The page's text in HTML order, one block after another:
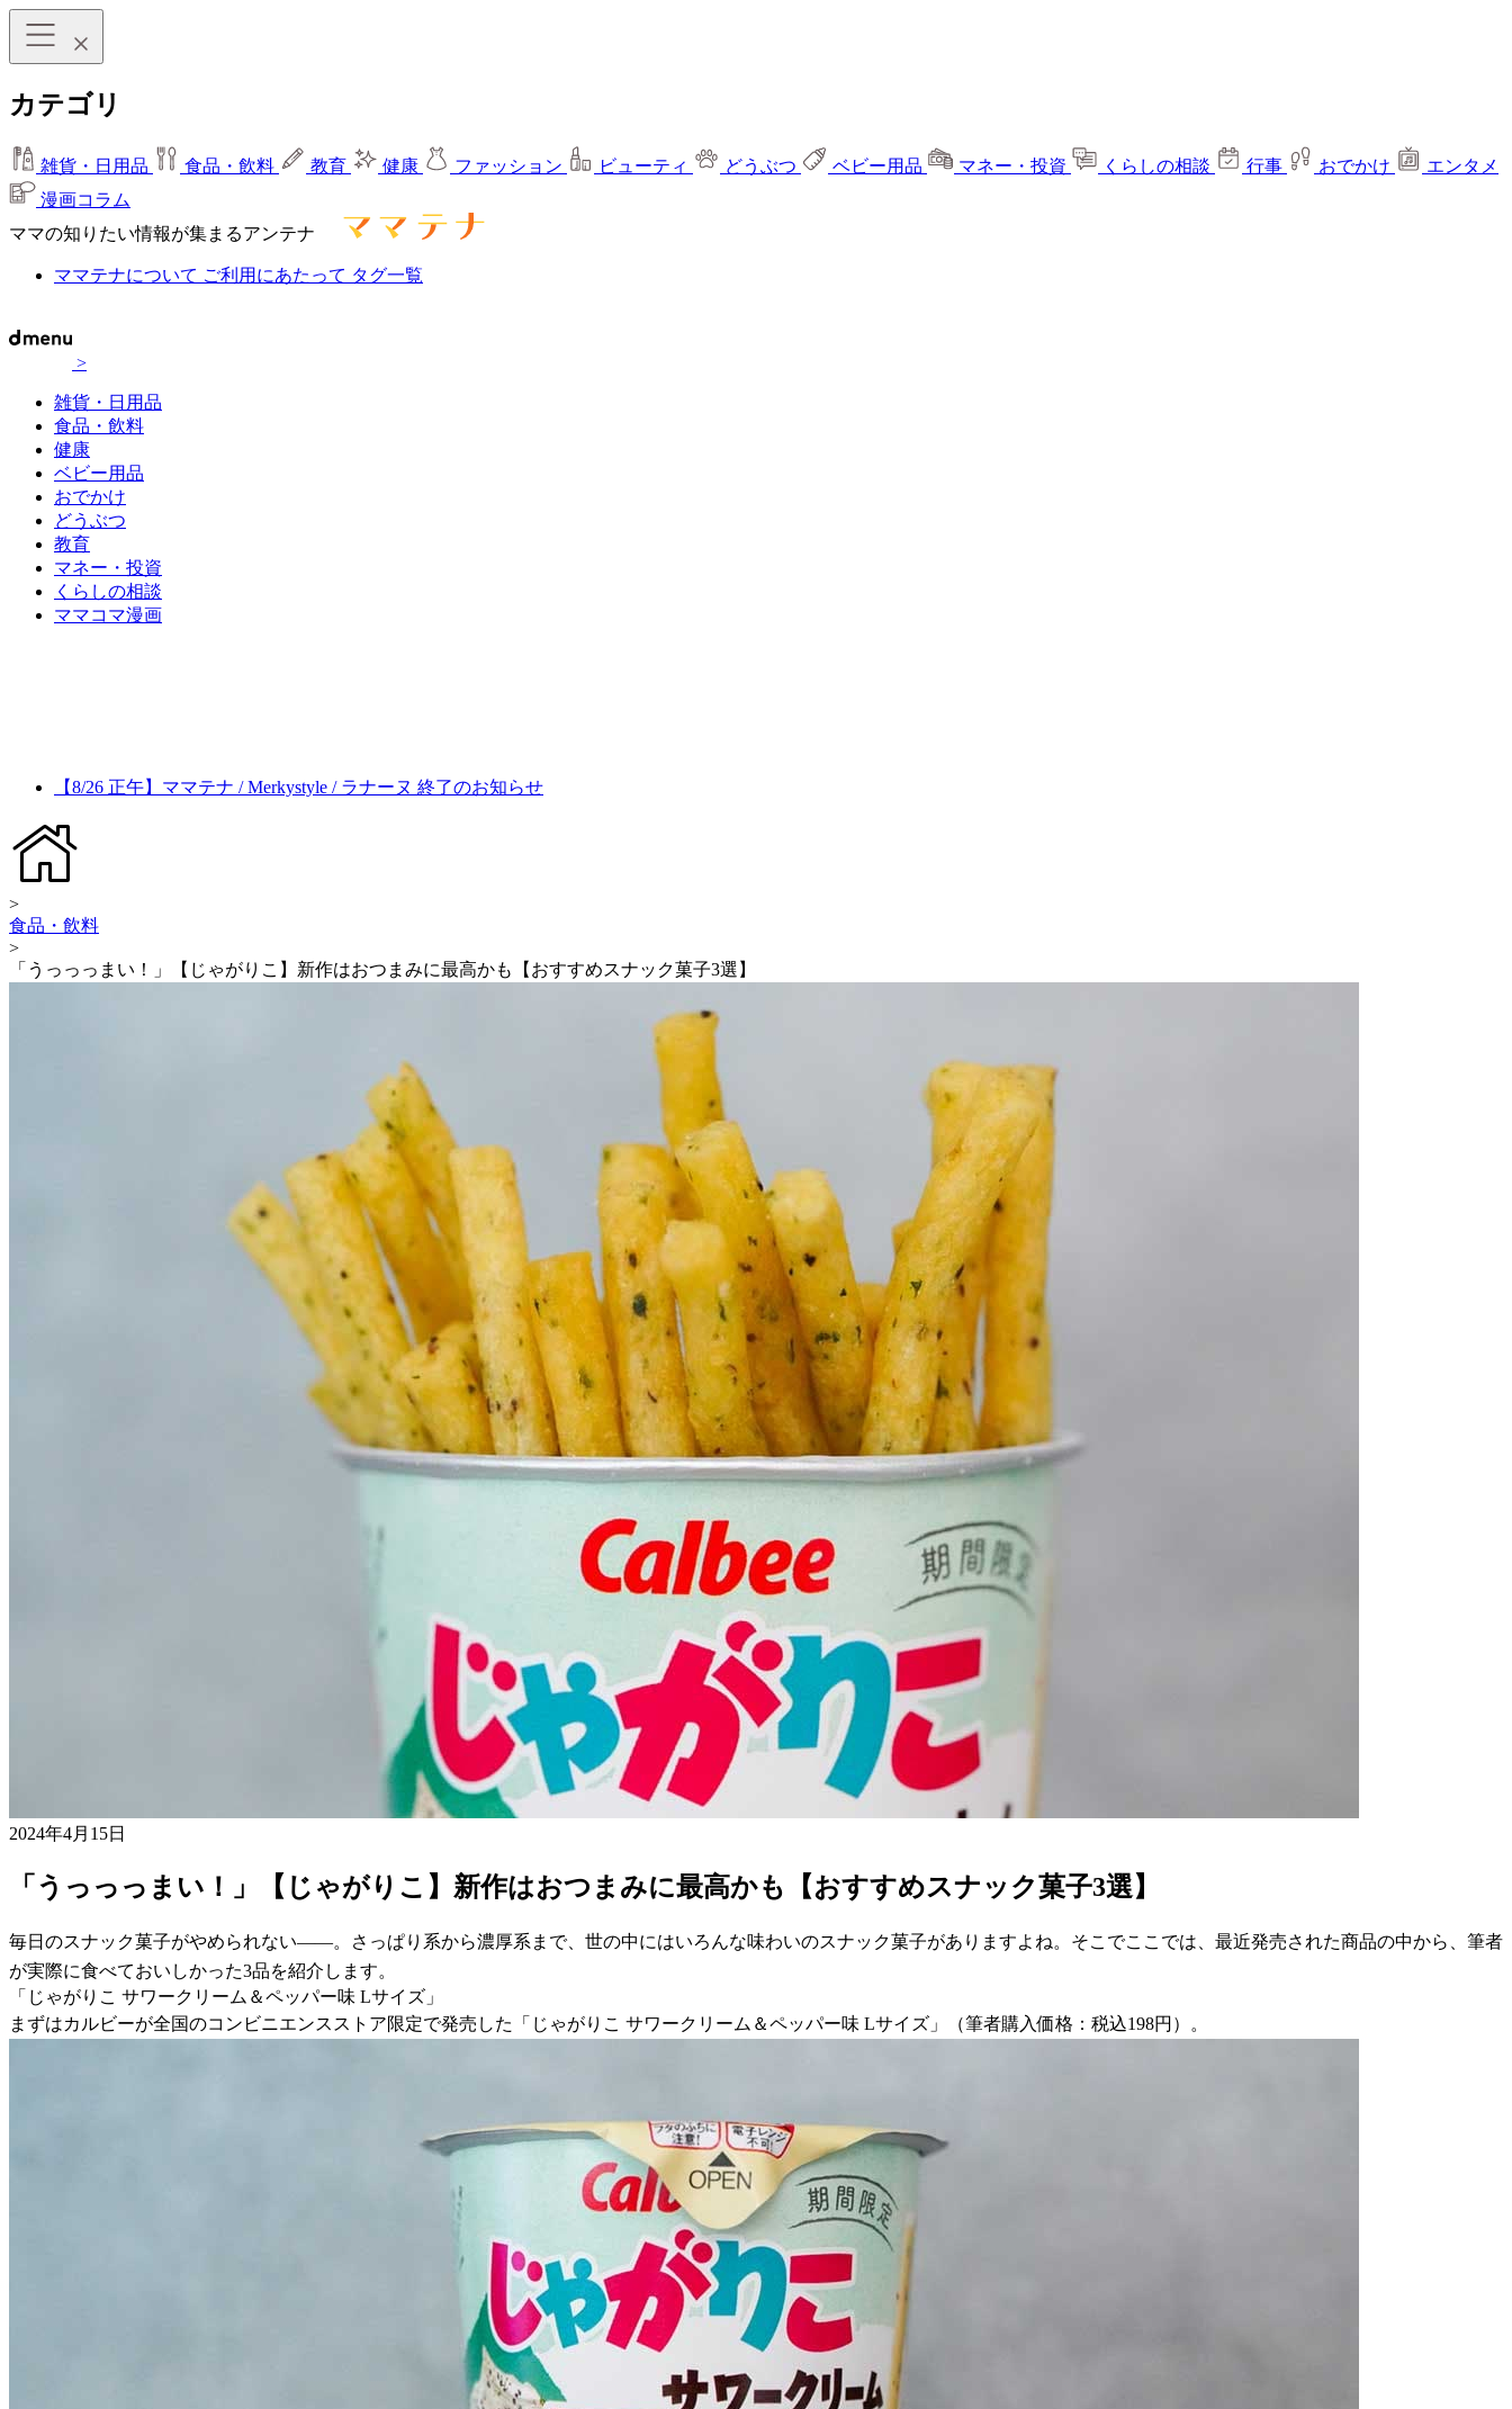
カテゴリ
雑貨・日用品 食品・飲料 教育 健康 ファッション ビューティ どうぶつ ベビー用品 マネー・投資 くらしの相談 行事 おでかけ
エンタメ
漫画コラム
ママの知りたい情報が集まるアンテナ
ママテナについて ご利用にあたって タグ一覧
>
雑貨・日用品
食品・飲料
健康
ベビー用品
おでかけ
どうぶつ
教育
マネー・投資
くらしの相談
ママコマ漫画
【8/26 正午】ママテナ / Merkystyle / ラナーヌ 終了のお知らせ
>
食品・飲料
>
「うっっっまい！」【じゃがりこ】新作はおつまみに最高かも【おすすめスナック菓子3選】
2024年4月15日
「うっっっまい！」【じゃがりこ】新作はおつまみに最高かも【おすすめスナック菓子3選】
毎日のスナック菓子がやめられない――。さっぱり系から濃厚系まで、世の中にはいろんな味わいのスナック菓子がありますよね。そこでここでは、最近発売された商品の中から、筆者
が実際に食べておいしかった3品を紹介します。
「じゃがりこ サワークリーム＆ペッパー味 Lサイズ」
まずはカルビーが全国のコンビニエンスストア限定で発売した「じゃがりこ サワークリーム＆ペッパー味 Lサイズ」（筆者購入価格：税込198円）。